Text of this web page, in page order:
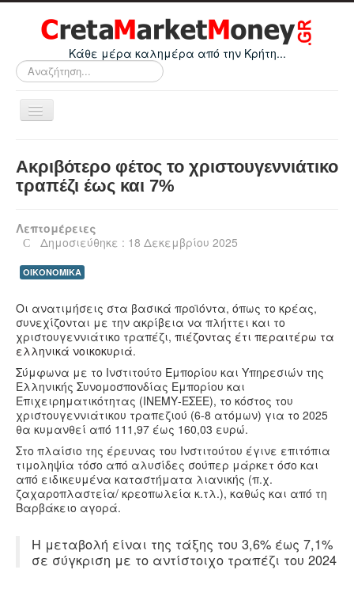
Κάθε μέρα καλημέρα από την Κρήτη...
Αναζήτηση...
Εναλλαγή
πλοήγησης
Οικονομικά
Ελλάδα
Απόψεις
Τεχνολογία
Υγεία
Πολιτισμός
Αθλητικά
Βίντεο
Συνταγές
Ακριβότερο φέτος το χριστουγεννιάτικο
τραπέζι έως και 7%
Λεπτομέρειες
Δημοσιεύθηκε : 18 Δεκεμβρίου 2025
ΟΙΚΟΝΟΜΙΚΑ
Οι ανατιμήσεις στα βασικά προϊόντα, όπως το κρέας,
συνεχίζονται με την ακρίβεια να πλήττει και το
χριστουγεννιάτικο τραπέζι, πιέζοντας έτι περαιτέρω τα
ελληνικά νοικοκυριά.
Σύμφωνα με το Ινστιτούτο Εμπορίου και Υπηρεσιών της
Ελληνικής Συνομοσπονδίας Εμπορίου και
Επιχειρηματικότητας (ΙΝΕΜΥ-ΕΣΕΕ), το κόστος του
χριστουγεννιάτικου τραπεζιού (6-8 ατόμων) για το 2025
θα κυμανθεί από 111,97 έως 160,03 ευρώ.
Στο πλαίσιο της έρευνας του Ινστιτούτου έγινε επιτόπια
τιμοληψία τόσο από αλυσίδες σούπερ μάρκετ όσο και
από ειδικευμένα καταστήματα λιανικής (π.χ.
ζαχαροπλαστεία/ κρεοπωλεία κ.τλ.), καθώς και από τη
Βαρβάκειο αγορά.
Η μεταβολή είναι της τάξης του 3,6% έως 7,1%
σε σύγκριση με το αντίστοιχο τραπέζι του 2024